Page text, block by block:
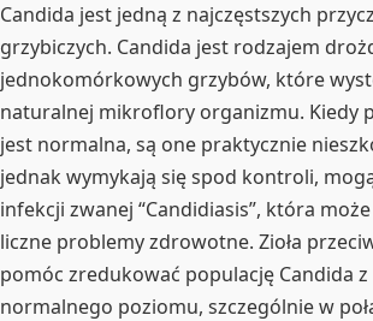
Candida jest jedną z najczęstszych
grzybiczych. Candida jest rodzajem
jednokomórkowych grzybów, które
naturalnej mikroflory organizmu. Kiedy
jest normalna, są one praktycznie
jednak wymykają się spod kontroli,
infekcji zwanej “Candidiasis”, która
liczne problemy zdrowotne. Zioła
pomóc zredukować populację Candida
normalnego poziomu, szczególnie w